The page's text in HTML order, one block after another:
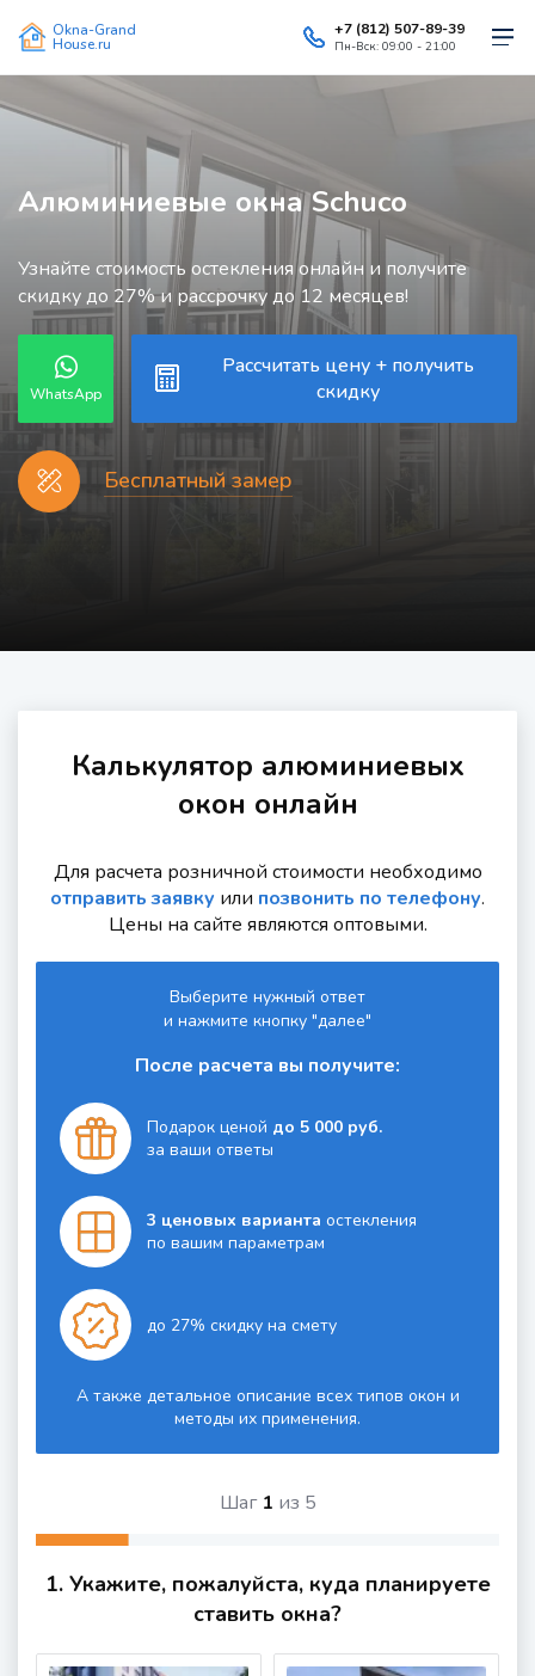
Okna-Grand
House.ru
+7 (812) 507-89-39
Пн-Вск: 09:00 - 21:00
Алюминиевые окна Schuco
Узнайте стоимость остекления онлайн и получите
скидку до 27% и рассрочку до 12 месяцев!
WhatsApp
Рассчитать цену + получить
скидку
Бесплатный замер
Калькулятор алюминиевых
окон онлайн
Для расчета розничной стоимости необходимо
отправить заявку или позвонить по телефону.
Цены на сайте являются оптовыми.
Выберите нужный ответ
и нажмите кнопку "далее"
После расчета вы получите:
Подарок ценой до 5 000 руб.
за ваши ответы
3 ценовых вариантаостекления
по вашим параметрам
до 27% скидку на смету
А также детальное описание всех типов окон и
методы их применения.
Шаг 1 из 5
1. Укажите, пожалуйста, куда планируете
ставить окна?